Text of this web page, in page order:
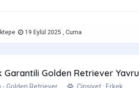
19 Eylül 2025 , Cuma
Garantili Golden Retriever Yavru